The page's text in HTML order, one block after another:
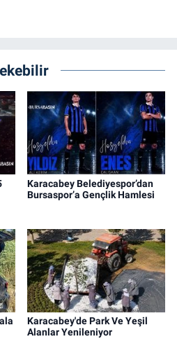
Karacabey Belediyespor’dan
Bursaspor’a Gençlik Hamlesi
Karacabey'de Park Ve Yeşil
Alanlar Yenileniyor